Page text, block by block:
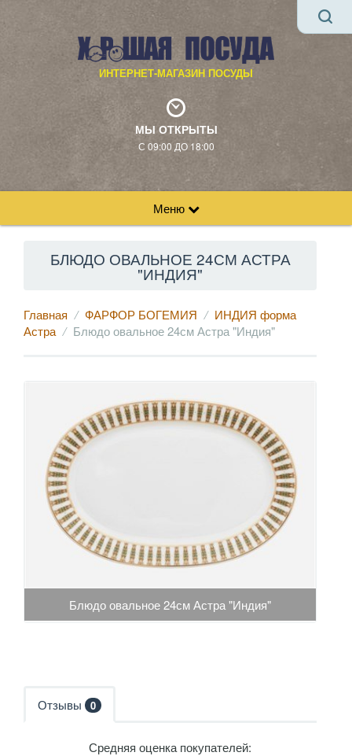
ИНТЕРНЕТ-МАГАЗИН ПОСУДЫ
МЫ ОТКРЫТЫ
С 09:00 ДО 18:00
Меню
БЛЮДО ОВАЛЬНОЕ 24СМ АСТРА
"ИНДИЯ"
Главная ФАРФОР БОГЕМИЯ
ИНДИЯ форма
Астра
Блюдо овальное 24см Астра "Индия"
Блюдо овальное 24см Астра "Индия"
Отзывы 0
Средняя оценка покупателей: